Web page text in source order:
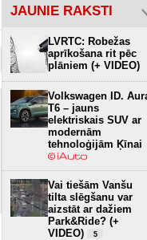
JAUNIE RAKSTI
LVRTC: Robežas
aprīkošana rit pēc
plāniem (+ VIDEO)
Volkswagen ID.
T6 – jauns
elektriskais SUV ar
modernām
tehnoloģijām Ķīnai
Vai tiešām Vanšu
tilta slēgšanu var
aizstāt ar dažiem
Park&Ride? (+
VIDEO)
5